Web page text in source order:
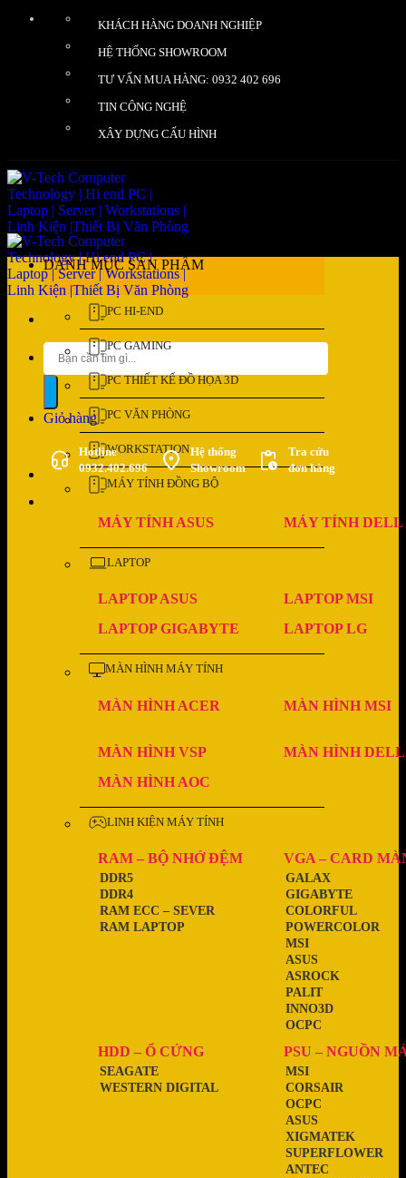
KHÁCH HÀNG DOANH NGHIỆP
HỆ THỐNG SHOWROOM
TƯ VẤN MUA HÀNG: 0932 402 696
TIN CÔNG NGHỆ
XÂY DỰNG CẤU HÌNH
Tìm
kiếm:
Giỏ hàng
Hotline
0932.402.696
Hệ thống
Showroom
Tra cứu
đơn hàng
DANH MỤC SẢN PHẨM
PC HI-END
PC GAMING
PC THIẾT KẾ ĐỒ HỌA 3D
PC VĂN PHÒNG
WORKSTATION
MÁY TÍNH ĐỒNG BỘ
MÁY TÍNH ASUS MÁY TÍNH DELL
LAPTOP
LAPTOP ASUS
LAPTOP MSI
LAPTOP GIGABYTE
LAPTOP LG
MÀN HÌNH MÁY TÍNH
MÀN HÌNH ACER MÀN HÌNH MSI
MÀN HÌNH VSP
MÀN HÌNH DELL
MÀN HÌNH AOC
LINH KIỆN MÁY TÍNH
RAM – BỘ NHỚ ĐỆM
RAM LAPTOP
RAM ECC – SEVER
DDR4
DDR5
VGA – CARD
OCPC
INNO3D
PALIT
ASROCK
ASUS
MSI
POWERCOLOR
COLORFUL
GIGABYTE
GALAX
HDD – Ổ CỨNG
WESTERN DIGITAL
SEAGATE
PSU – NGUỒN
ANTEC
SUPERFLOWER
XIGMATEK
ASUS
OCPC
CORSAIR
MSI